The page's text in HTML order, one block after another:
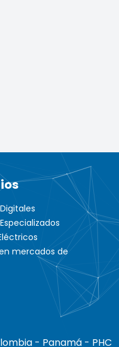
mercados de
- Panamá - PHC